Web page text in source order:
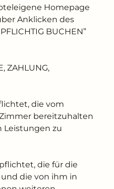
Homepage
Anklicken des
BUCHEN”
ZAHLUNG,
die vom
bereitzuhalten
Leistungen zu
die für die
die von ihm in